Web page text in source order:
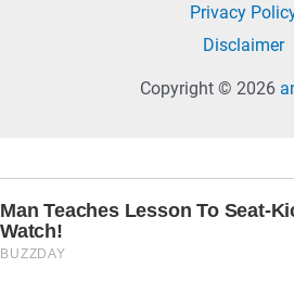
Privacy
Disclaimer
Copyright © 2026